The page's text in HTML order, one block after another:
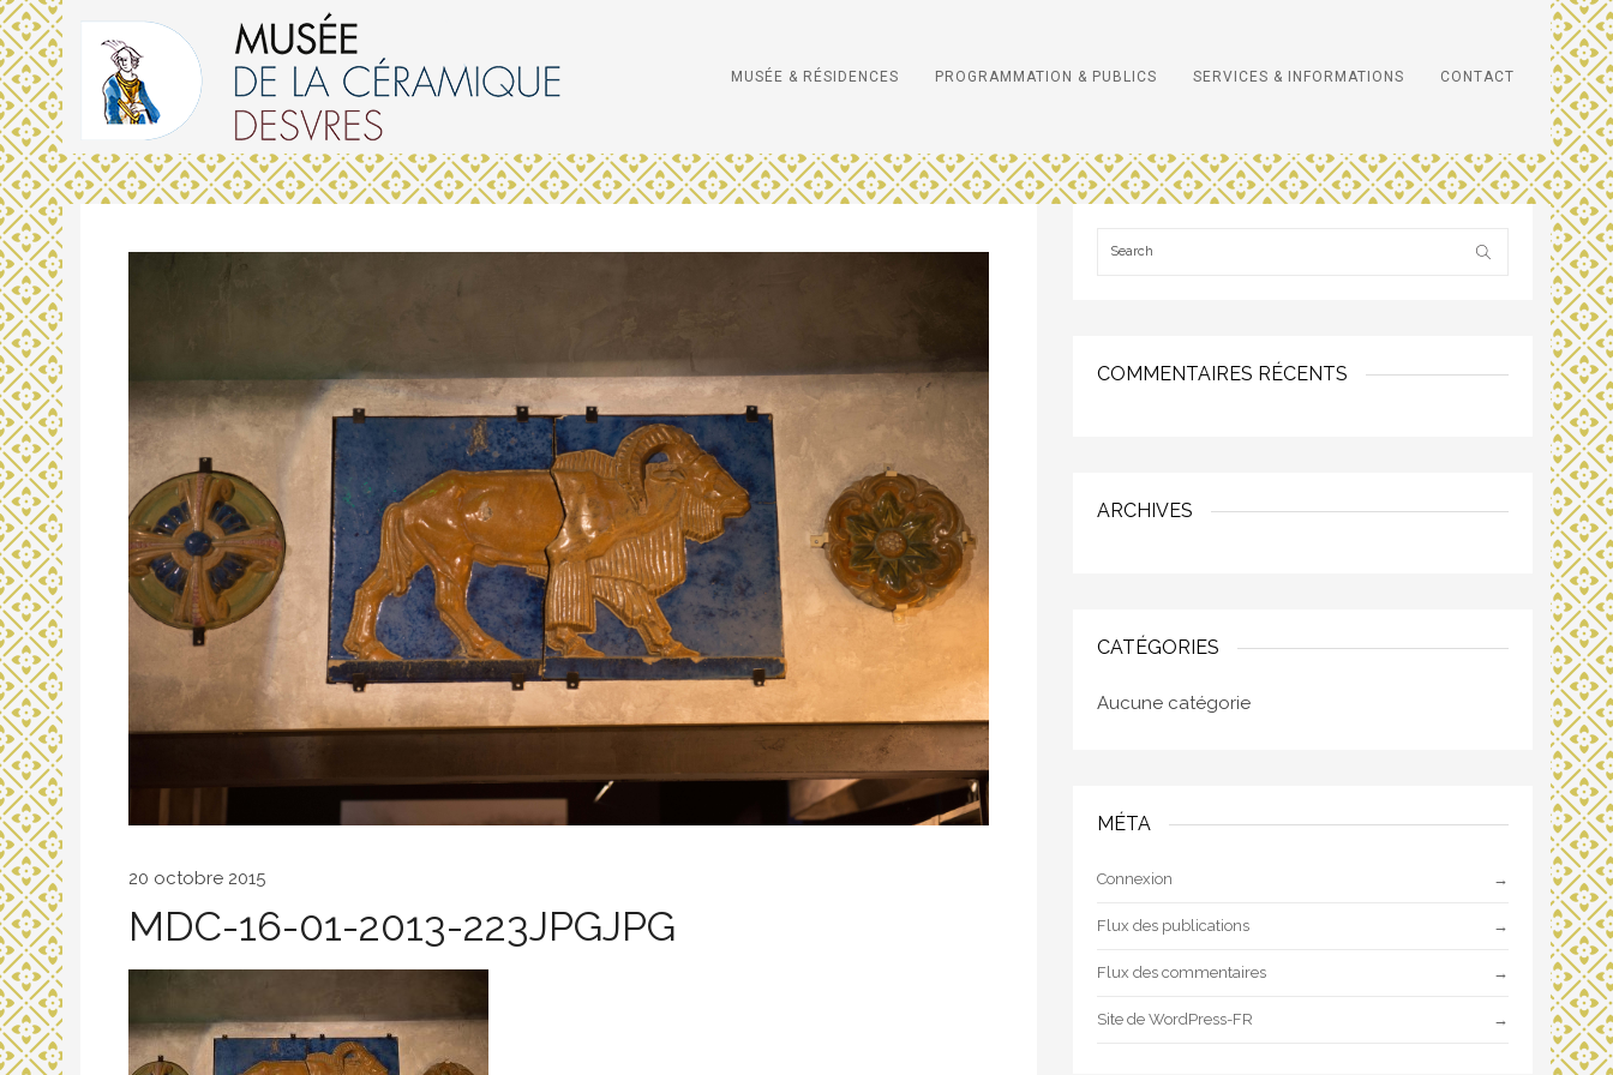
MUSÉE & RÉSIDENCES PROGRAMMATION & PUBLICS SERVICES & INFORMATIONS CONTACT
20 octobre 2015
MDC-16-01-2013-223JPGJPG
COMMENTAIRES RÉCENTS
ARCHIVES
CATÉGORIES
Aucune catégorie
MÉTA
Connexion
Flux des publications
Flux des commentaires
Site de WordPress-FR